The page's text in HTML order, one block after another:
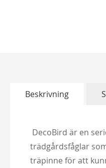
bildgalleriet
Beskrivning
DecoBird är en
trädgårdsfåglar
träpinne för att